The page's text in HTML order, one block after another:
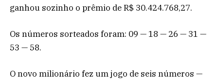
ganhou sozinho o prêmio de R$ 30.424.768,27.
Os números sorteados foram: 09 — 18 — 26 — 31 —
53 — 58.
O novo milionário fez um jogo de seis números —